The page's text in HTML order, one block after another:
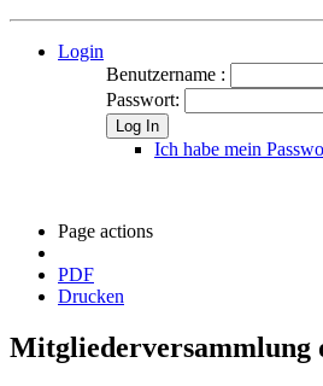
Login
Benutzername :
Passwort:
Log In
Ich habe mein
Page actions
PDF
Drucken
Mitgliederversammlung